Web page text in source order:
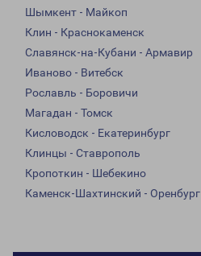
Шымкент - Майкоп
Клин - Краснокаменск
Славянск-на-Кубани - Армавир
Иваново - Витебск
Рославль - Боровичи
Магадан - Томск
Кисловодск - Екатеринбург
Клинцы - Ставрополь
Кропоткин - Шебекино
Каменск-Шахтинский - Оренбург